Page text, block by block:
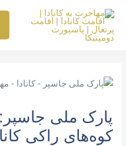
محتوا
پارک ملی
کوه‌های راکی